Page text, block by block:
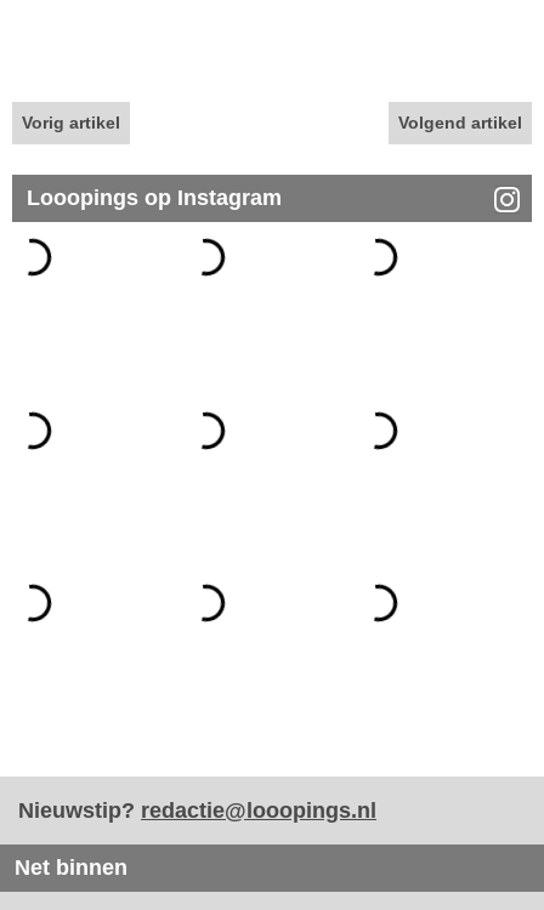
Vorig artikel Volgend artikel
Looopings op Instagram
Nieuwstip? redactie@looopings.nl
Net binnen